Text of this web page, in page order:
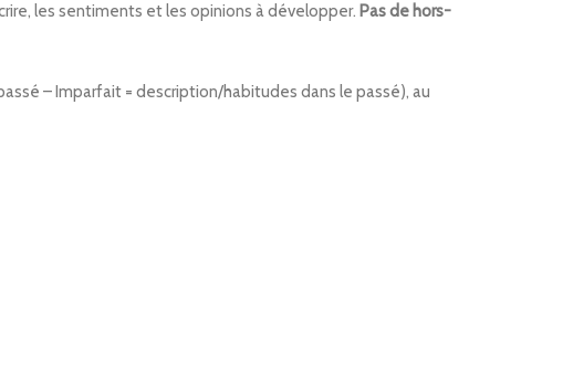
les sentiments et les opinions à développer. Pas de hors-
– Imparfait = description/habitudes dans le passé), au